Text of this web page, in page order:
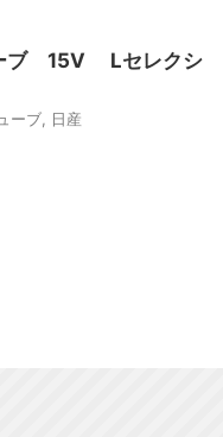
ブ 15V Lセレクシ
ーブ 日産